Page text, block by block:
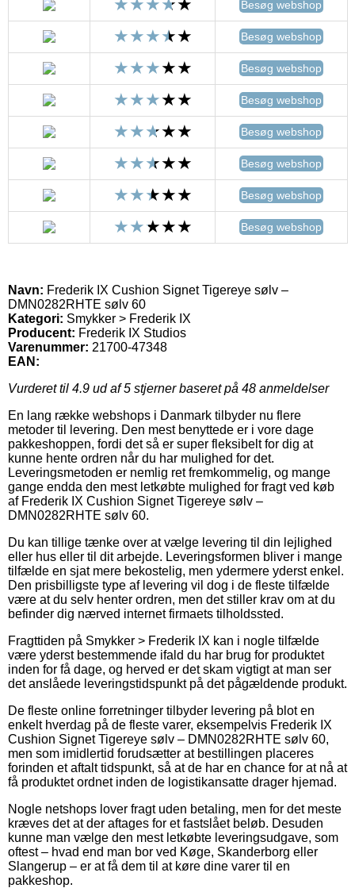
Besøg webshop
Besøg webshop
Besøg webshop
Besøg webshop
Besøg webshop
Besøg webshop
Besøg webshop
Besøg webshop
Navn: Frederik IX Cushion Signet Tigereye sølv –
DMN0282RHTE sølv 60
Kategori: Smykker > Frederik IX
Producent: Frederik IX Studios
Varenummer: 21700-47348
EAN:
Vurderet til 4.9 ud af 5 stjerner baseret på 48 anmeldelser
En lang række webshops i Danmark tilbyder nu flere
metoder til levering. Den mest benyttede er i vore dage
pakkeshoppen, fordi det så er super fleksibelt for dig at
kunne hente ordren når du har mulighed for det.
Leveringsmetoden er nemlig ret fremkommelig, og mange
gange endda den mest letkøbte mulighed for fragt ved køb
af Frederik IX Cushion Signet Tigereye sølv –
DMN0282RHTE sølv 60.
Du kan tillige tænke over at vælge levering til din lejlighed
eller hus eller til dit arbejde. Leveringsformen bliver i mange
tilfælde en sjat mere bekostelig, men ydermere yderst enkel.
Den prisbilligste type af levering vil dog i de fleste tilfælde
være at du selv henter ordren, men det stiller krav om at du
befinder dig nærved internet firmaets tilholdssted.
Fragttiden på Smykker > Frederik IX kan i nogle tilfælde
være yderst bestemmende ifald du har brug for produktet
inden for få dage, og herved er det skam vigtigt at man ser
det anslåede leveringstidspunkt på det pågældende produkt.
De fleste online forretninger tilbyder levering på blot en
enkelt hverdag på de fleste varer, eksempelvis Frederik IX
Cushion Signet Tigereye sølv – DMN0282RHTE sølv 60,
men som imidlertid forudsætter at bestillingen placeres
forinden et aftalt tidspunkt, så at de har en chance for at nå at
få produktet ordnet inden de logistikansatte drager hjemad.
Nogle netshops lover fragt uden betaling, men for det meste
kræves det at der aftages for et fastslået beløb. Desuden
kunne man vælge den mest letkøbte leveringsudgave, som
oftest – hvad end man bor ved Køge, Skanderborg eller
Slangerup – er at få dem til at køre dine varer til en
pakkeshop.